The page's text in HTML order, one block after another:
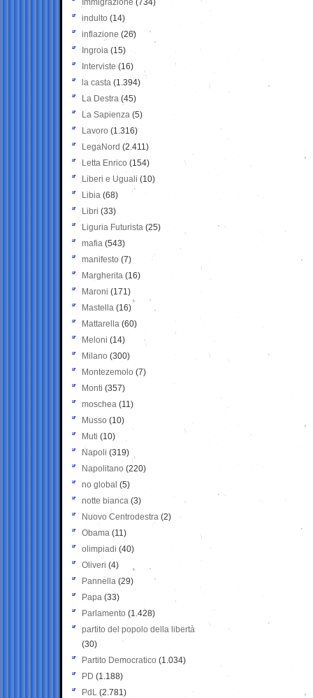
Immigrazione (734)
indulto (14)
inflazione (26)
Ingroia (15)
Interviste (16)
la casta (1.394)
La Destra (45)
La Sapienza (5)
Lavoro (1.316)
LegaNord (2.411)
Letta Enrico (154)
Liberi e Uguali (10)
Libia (68)
Libri (33)
Liguria Futurista (25)
mafia (543)
manifesto (7)
Margherita (16)
Maroni (171)
Mastella (16)
Mattarella (60)
Meloni (14)
Milano (300)
Montezemolo (7)
Monti (357)
moschea (11)
Musso (10)
Muti (10)
Napoli (319)
Napolitano (220)
no global (5)
notte bianca (3)
Nuovo Centrodestra (2)
Obama (11)
olimpiadi (40)
Oliveri (4)
Pannella (29)
Papa (33)
Parlamento (1.428)
partito del popolo della libertà
(30)
Partito Democratico (1.034)
PD (1.188)
PdL (2.781)